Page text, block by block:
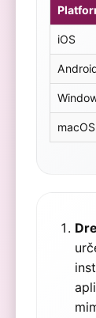
iOS